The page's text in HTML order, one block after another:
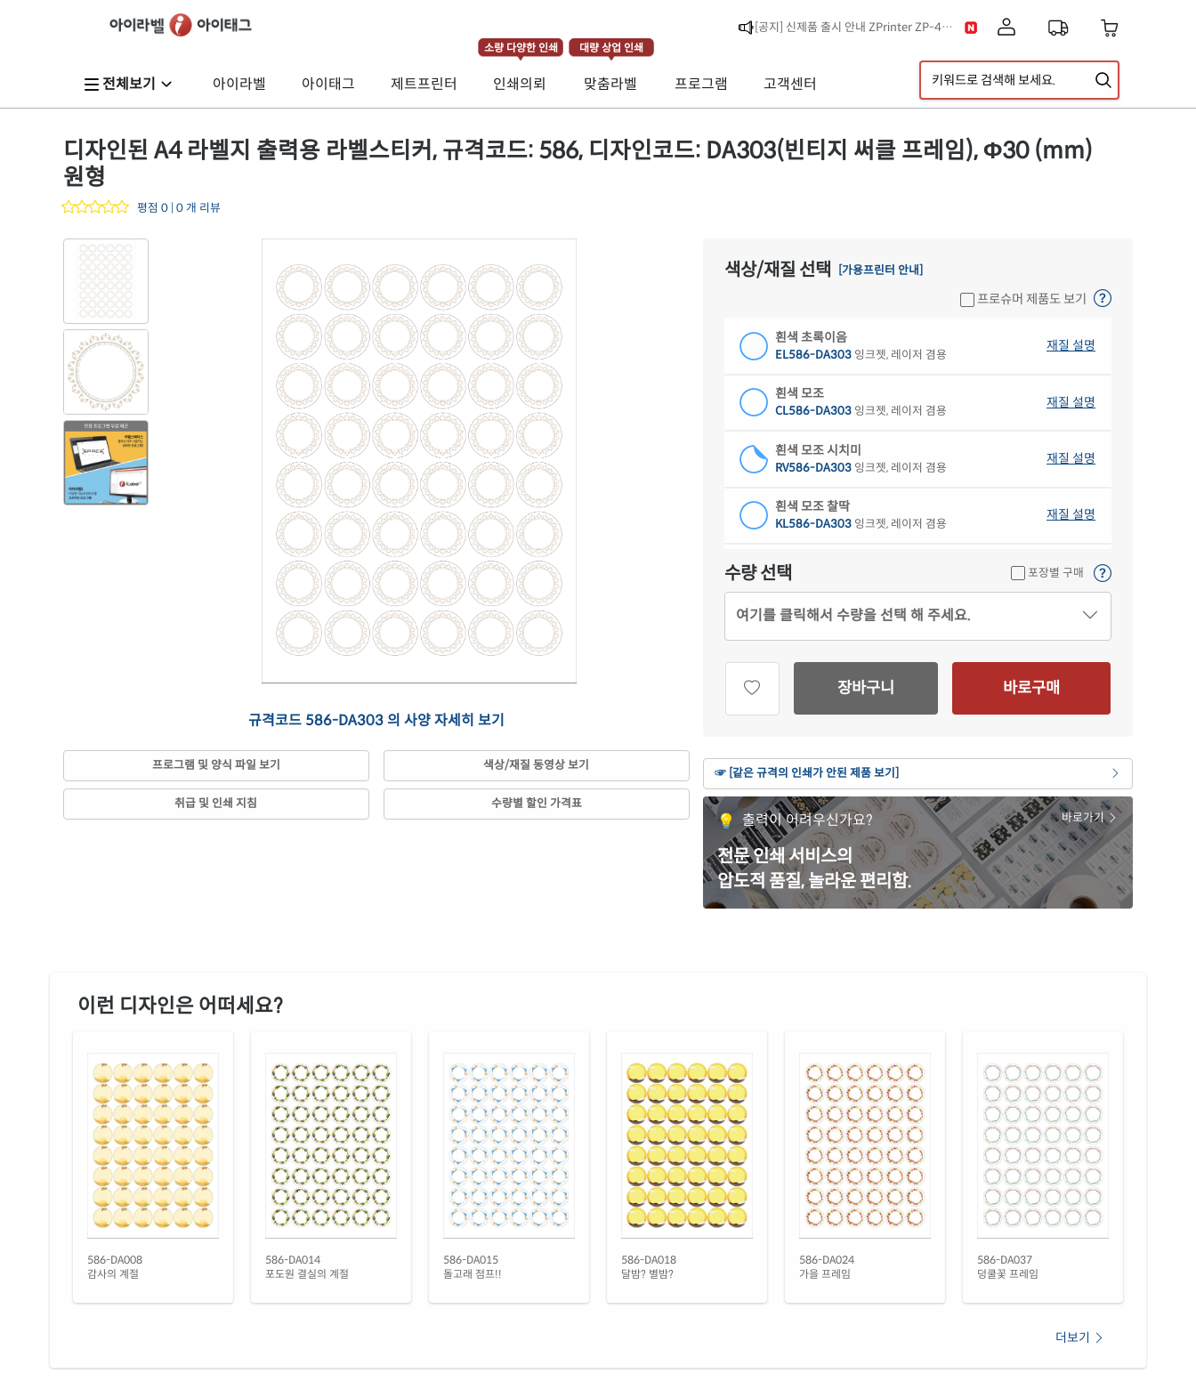
[공지] 신제품 출시 안내 ZPrinter ZP-4121B
[공지] 택배 없는 날 & 광복절 배송안내
[공지] 고객센터 운영시간 및 내선번호 변경 안내
[공지] 아이라벨 무료배송 기준 금액 변경 안내
전체보기 아이라벨 아이태그 제트프린터
소량 다양한 인쇄
인쇄의뢰
대량 상업 인쇄
맞춤라벨 프로그램 고객센터
디자인된 A4 라벨지 출력용 라벨스티커, 규격코드: 586, 디자인코드: DA303(빈티지 써클 프레임), Φ30 (mm)
원형
평점 0 | 0 개 리뷰
규격코드 586-DA303 의 사양 자세히 보기
프로그램 및 양식 파일 보기 색상/재질 동영상 보기
취급 및 인쇄 지침 수량별 할인 가격표
색상/재질 선택 [가용프린터 안내]
프로슈머 제품도 보기
흰색 초록이음
EL586-DA303 잉크젯, 레이저 겸용
재질 설명
흰색 모조
CL586-DA303 잉크젯, 레이저 겸용
재질 설명
흰색 모조 시치미
RV586-DA303 잉크젯, 레이저 겸용
재질 설명
흰색 모조 찰딱
KL586-DA303 잉크젯, 레이저 겸용
재질 설명
하늘색 모조
CL586B-DA303
재질 설명
연녹색 모조
CL586G-DA303잉크젯, 레이저 겸용
CL586P-DA303 잉크젯, 레이저 겸용
재질 설명
갈색 크라프트
CL586KR-DA303 잉크젯, 레이저 겸용
재질 설명
녹색 모조
CL586TG-DA303 잉크젯, 레이저 겸용
재질 설명
흰색 모조 잉크젯
재질 설명
흰색 무광 방수 시치미 잉크젯
RV586WU-DA303잉크젯 전용
재질 설명
흰색 광택 방수 시치미 잉크젯
RV586LU-DA303 잉크젯 전용
재질 설명
흰색 광택 레이저
CL586LG-DA303 레이저 전용
재질 설명
흰색 광택 시치미 레이저
RV586LG-DA303
재질 설명
CL586MP-DA303레이저 전용
수량 선택 포장별 구매
여기를 클릭해서 수량을 선택 해 주세요.
장바구니 바로구매
☞ [같은 규격의 인쇄가 안된 제품 보기]
출력이 어려우신가요?
전문 인쇄 서비스의
압도적 품질, 놀라운 편리함.
바로가기
이런 디자인은 어떠세요?
586-DA008
감사의 계절
586-DA014
포도원 결실의 계절
586-DA015
돌고래 점프!!
586-DA018
달밤? 별밤?
586-DA024
가을 프레임
586-DA037
덩쿨꽃 프레임
더보기